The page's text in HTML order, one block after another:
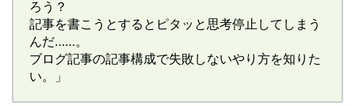
ろう？
記事を書こうとするとピタッと思考停止してしまう
んだ……。
ブログ記事の記事構成で失敗しないやり方を知りた
い。」